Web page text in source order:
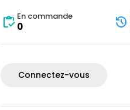
En commande
0
Connectez-vous